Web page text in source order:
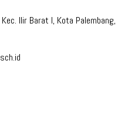
Ilir Barat I, Kota Palembang,